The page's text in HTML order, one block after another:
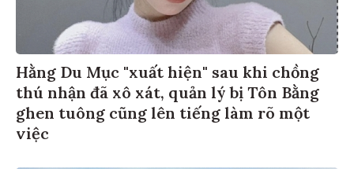
Hằng Du Mục "xuất hiện" sau khi chồng
thú nhận đã xô xát, quản lý bị Tôn Bằng
ghen tuông cũng lên tiếng làm rõ một
việc